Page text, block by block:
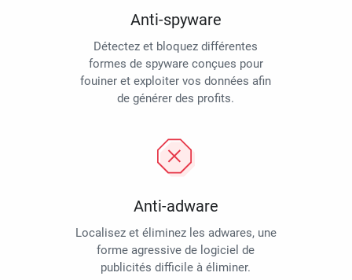
Anti-spyware
Détectez et bloquez différentes
formes de spyware conçues pour
fouiner et exploiter vos données afin
de générer des profits.
Anti-adware
Localisez et éliminez les adwares, une
forme agressive de logiciel de
publicités difficile à éliminer.